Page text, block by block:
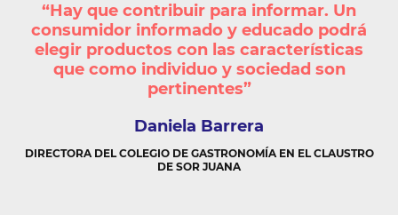
“Hay que contribuir para informar. Un
consumidor informado y educado podrá
elegir productos con las características
que como individuo y sociedad son
pertinentes”
Daniela Barrera
DIRECTORA DEL COLEGIO DE GASTRONOMÍA EN EL CLAUSTRO
DE SOR JUANA